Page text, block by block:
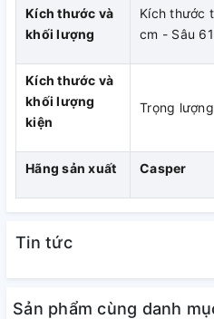
Kích thước và
khối lượng
Kích thước
cm - Sâu
Kích thước và
khối lượng
kiện
Trọng
Hãng sản xuất Casper
Tin tức
Sản phẩm cùng danh